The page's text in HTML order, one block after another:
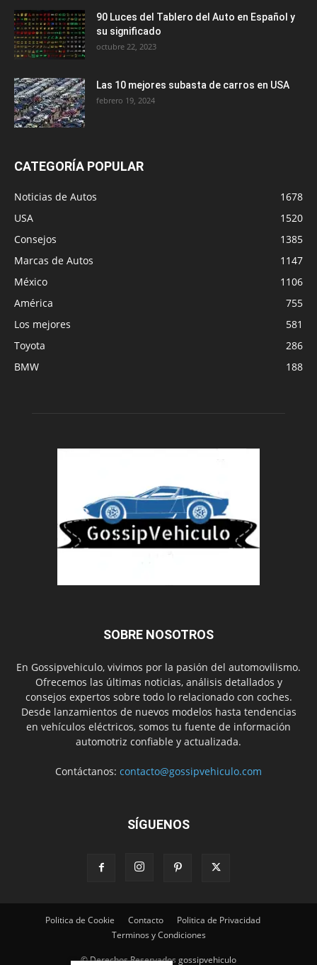
90 Luces del Tablero del Auto en Español y
su significado
octubre 22, 2023
Las 10 mejores subasta de carros en USA
febrero 19, 2024
CATEGORÍA POPULAR
Noticias de Autos
1678
USA
1520
Consejos
1385
Marcas de Autos
1147
México
1106
América
755
Los mejores
581
Toyota
286
BMW
188
SOBRE NOSOTROS
En Gossipvehiculo, vivimos por la pasión del automovilismo.
Ofrecemos las últimas noticias, análisis detallados y
consejos expertos sobre todo lo relacionado con coches.
Desde lanzamientos de nuevos modelos hasta tendencias
en vehículos eléctricos, somos tu fuente de información
automotriz confiable y actualizada.
Contáctanos: contacto@gossipvehiculo.com
SÍGUENOS
Politica de Cookie Contacto
Politica de Privacidad
Terminos y Condiciones
© Derechos Reservados gossipvehiculo